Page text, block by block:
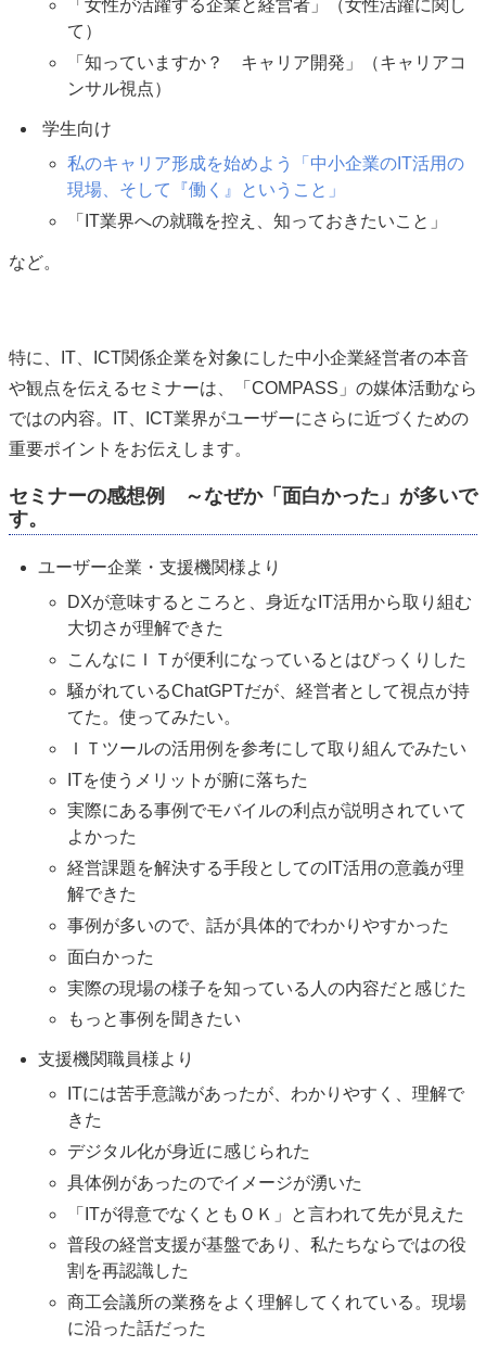
「女性が活躍する企業と経営者」（女性活躍に関し
て）
「知っていますか？ キャリア開発」（キャリアコ
ンサル視点）
学生向け
私のキャリア形成を始めよう「中小企業のIT活用の
現場、そして『働く』ということ」
「IT業界への就職を控え、知っておきたいこと」
など。
特に、IT、ICT関係企業を対象にした中小企業経営者の本音
や観点を伝えるセミナーは、「COMPASS」の媒体活動なら
ではの内容。IT、ICT業界がユーザーにさらに近づくための
重要ポイントをお伝えします。
セミナーの感想例 ～なぜか「面白かった」が多いで
す。
ユーザー企業・支援機関様より
DXが意味するところと、身近なIT活用から取り組む
大切さが理解できた
こんなにＩＴが便利になっているとはびっくりした
騒がれているChatGPTだが、経営者として視点が持
てた。使ってみたい。
ＩＴツールの活用例を参考にして取り組んでみたい
ITを使うメリットが腑に落ちた
実際にある事例でモバイルの利点が説明されていて
よかった
経営課題を解決する手段としてのIT活用の意義が理
解できた
事例が多いので、話が具体的でわかりやすかった
面白かった
実際の現場の様子を知っている人の内容だと感じた
もっと事例を聞きたい
支援機関職員様より
ITには苦手意識があったが、わかりやすく、理解で
きた
デジタル化が身近に感じられた
具体例があったのでイメージが湧いた
「ITが得意でなくともＯＫ」と言われて先が見えた
普段の経営支援が基盤であり、私たちならではの役
割を再認識した
商工会議所の業務をよく理解してくれている。現場
に沿った話だった